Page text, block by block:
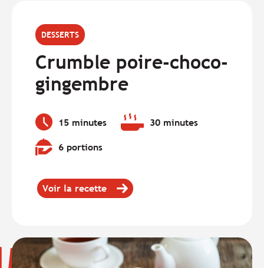
DESSERTS
Crumble poire-choco-
gingembre
Temps
de
préparation
:
15 minutes
Temps 30 minutes
Quantité6 portions
Voir la recette